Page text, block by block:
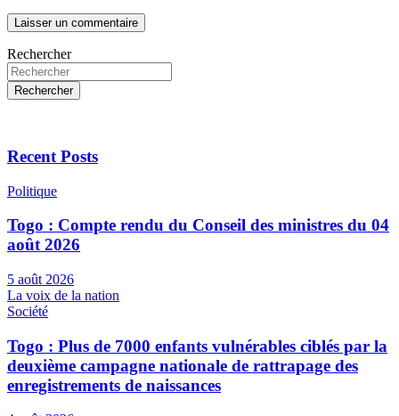
Rechercher
Rechercher
Recent Posts
Politique
Togo : Compte rendu du Conseil des ministres du 04
août 2026
5 août 2026
La voix de la nation
Société
Togo : Plus de 7000 enfants vulnérables ciblés par la
deuxième campagne nationale de rattrapage des
enregistrements de naissances